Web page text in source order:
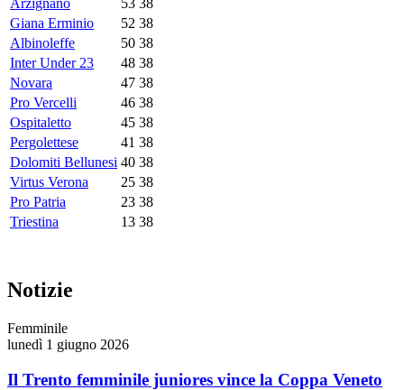
Arzignano
53 38
Giana Erminio
52 38
Albinoleffe
50 38
Inter Under 23
48 38
Novara
47 38
Pro Vercelli
46 38
Ospitaletto
45 38
Pergolettese
41 38
Dolomiti Bellunesi 40 38
Virtus Verona
25 38
Pro Patria
23 38
Triestina
13 38
Notizie
Femminile
lunedì 1 giugno 2026
Il Trento femminile juniores vince la Coppa Veneto